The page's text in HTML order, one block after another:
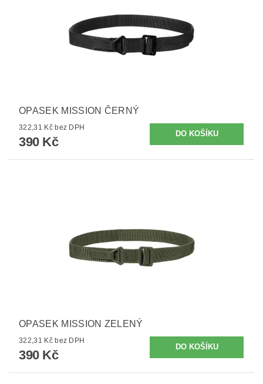
OPASEK MISSION ČERNÝ
322,31 Kč bez DPH
390 Kč
OPASEK MISSION ZELENÝ
322,31 Kč bez DPH
390 Kč